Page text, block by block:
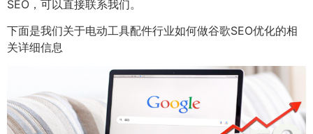
SEO，可以直接联系我们。
下面是我们关于电动工具配件行业如何做谷歌SEO优化的相
关详细信息